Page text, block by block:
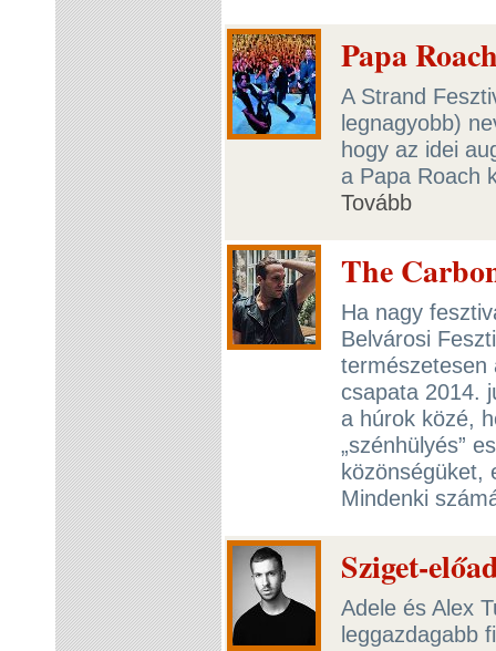
Papa
A Strand
legnagyobb)
hogy az idei
a Papa Roach
Tovább
The
Ha nagy
Belvárosi
természetesen
csapata 2014.
a húrok közé,
„szénhülyés”
közönségüket,
Mindenki
Sziget-
Adele és Alex
leggazdagabb